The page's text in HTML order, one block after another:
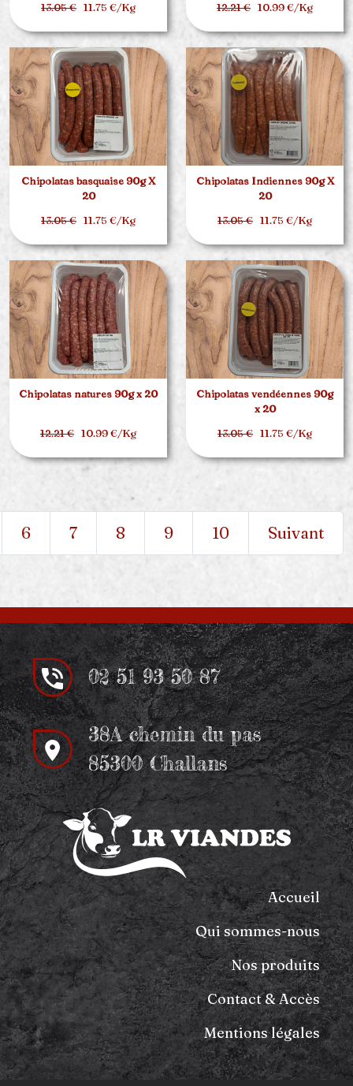
13.05 € 11.75 €/Kg
12.21 € 10.99 €/Kg
Chipolatas basquaise 90g X
20
13.05 € 11.75 €/Kg
Chipolatas Indiennes 90g X
20
13.05 € 11.75 €/Kg
Chipolatas natures 90g x 20
12.21 € 10.99 €/Kg
Chipolatas vendéennes 90g
x 20
13.05 € 11.75 €/Kg
6 7 8 9 10 Suivant
02 51 93 50 87
38A chemin du pas
85300 Challans
Accueil
Qui sommes-nous
Nos produits
Contact & Accès
Mentions légales